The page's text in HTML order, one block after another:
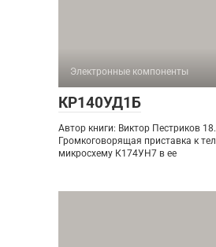
Электронные компоненты
КР140УД1Б
Автор книги: Виктор Пестриков
Громкоговорящая приставка к
микросхему К174УН7 в ее